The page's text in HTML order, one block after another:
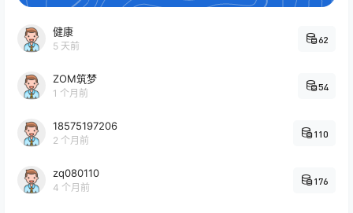
健康
5 天前
62
ZOM筑梦
1 个月前
54
18575197206
2 个月前
110
zq080110
4 个月前
176